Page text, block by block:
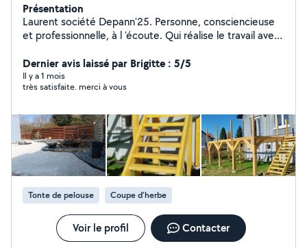
Présentation
Laurent société Depann'25. Personne, consciencieuse
et professionnelle, à l 'écoute. Qui réalise le travail avec
trouverez la meilleure solution pour vous satisfaire.
Travail propre et soigné. Montage et installation
d'éléments divers. Fixation murale. Petits travaux
Débouchage sanitaires et canalisations. Espace vert et
jardin. Aménagement extérieur/intérieur. Amélioration
et conseil pour votre habitat. Nettoyage HP terrasse,
façade, etc Enlèvement d'encombrants. Mon objectif,
votre satisfaction. A bientôt. Laurent
Dernier avis laissé par Brigitte : 5/5
Il y a 1 mois
très satisfaite. merci à vous
Tonte de pelouse Coupe d'herbe
Voir le profil Contacter